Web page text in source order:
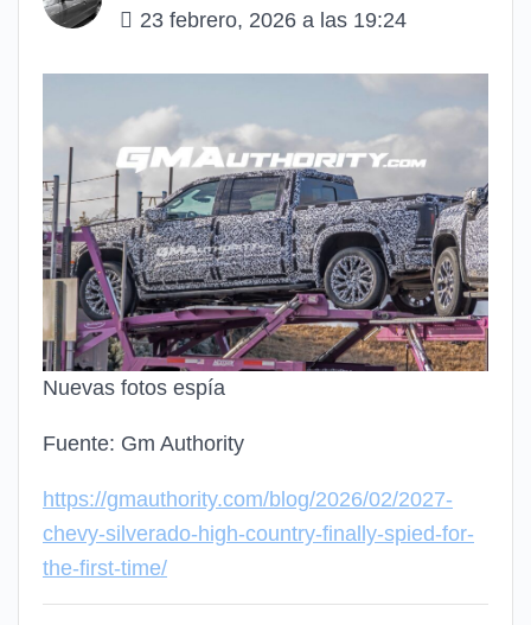
23 febrero, 2026 a las 19:24
Nuevas fotos espía
Fuente: Gm Authority
https://gmauthority.com/blog/2026/02/2027-
chevy-silverado-high-country-finally-spied-for-
the-first-time/